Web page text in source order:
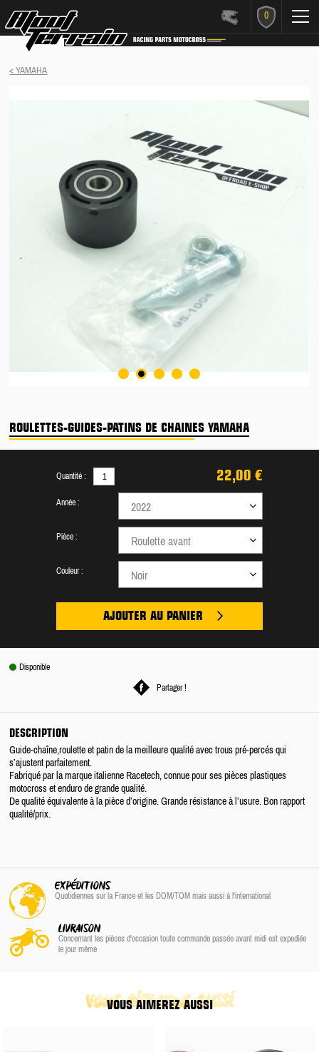
0
< YAMAHA
ROULETTES-GUIDES-PATINS DE CHAINES YAMAHA
22,00 €
Quantité :
Année : 2022
Pièce : Roulette avant
Couleur : Noir
AJOUTER AU PANIER
Disponible
Partager !
DESCRIPTION
Guide-chaîne,roulette et patin de la meilleure qualité avec trous pré-percés qui
s’ajustent parfaitement.
Fabriqué par la marque italienne Racetech, connue pour ses pièces plastiques
motocross et enduro de grande qualité.
De qualité équivalente à la pièce d’origine. Grande résistance à l’usure. Bon rapport
qualité/prix.
EXPÉDITIONS
Quotidiennes sur la Franceet les DOM/TOM mais aussi à l'international
LIVRAISON
Concernant les pièces d'occasion toute commande passée avant midi est expediée
le jour même
VOUS AIMEREZ AUSSI
vous aimerez aussi